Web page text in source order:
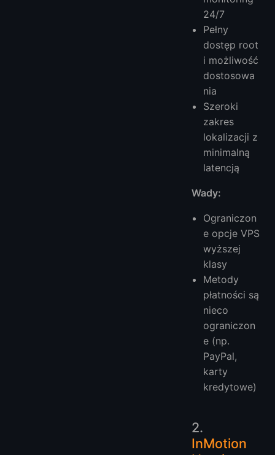
24/7
Pełny
dostęp root
i możliwość
dostosowa
nia
Szeroki
zakres
lokalizacji z
minimalną
latencją
Wady:
Ograniczon
e opcje VPS
wyższej
klasy
Metody
płatności są
nieco
ograniczon
e (np.
PayPal,
karty
kredytowe)
2.
InMotion